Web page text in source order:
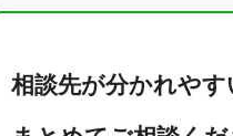
相談先が分かれやす